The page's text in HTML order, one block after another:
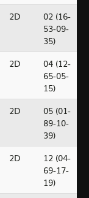
2D
02 (16-
53-09-
35)
2D
04 (12-
65-05-
15)
2D
05 (01-
89-10-
39)
2D
12 (04-
69-17-
19)